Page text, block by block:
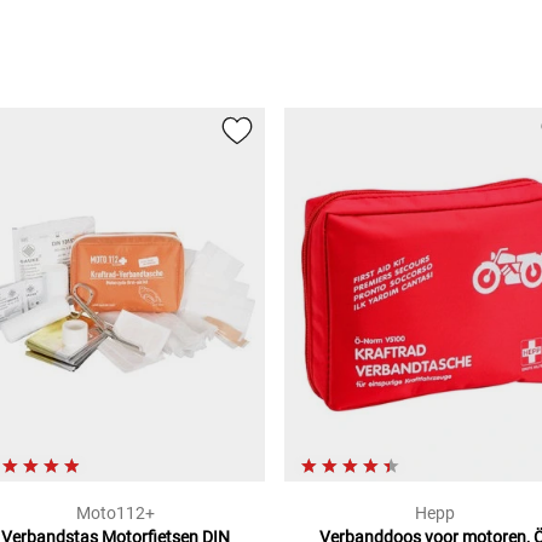
Moto112+
Verbandstas Motorfietsen DIN
Hepp
Verbanddoos voor motoren,